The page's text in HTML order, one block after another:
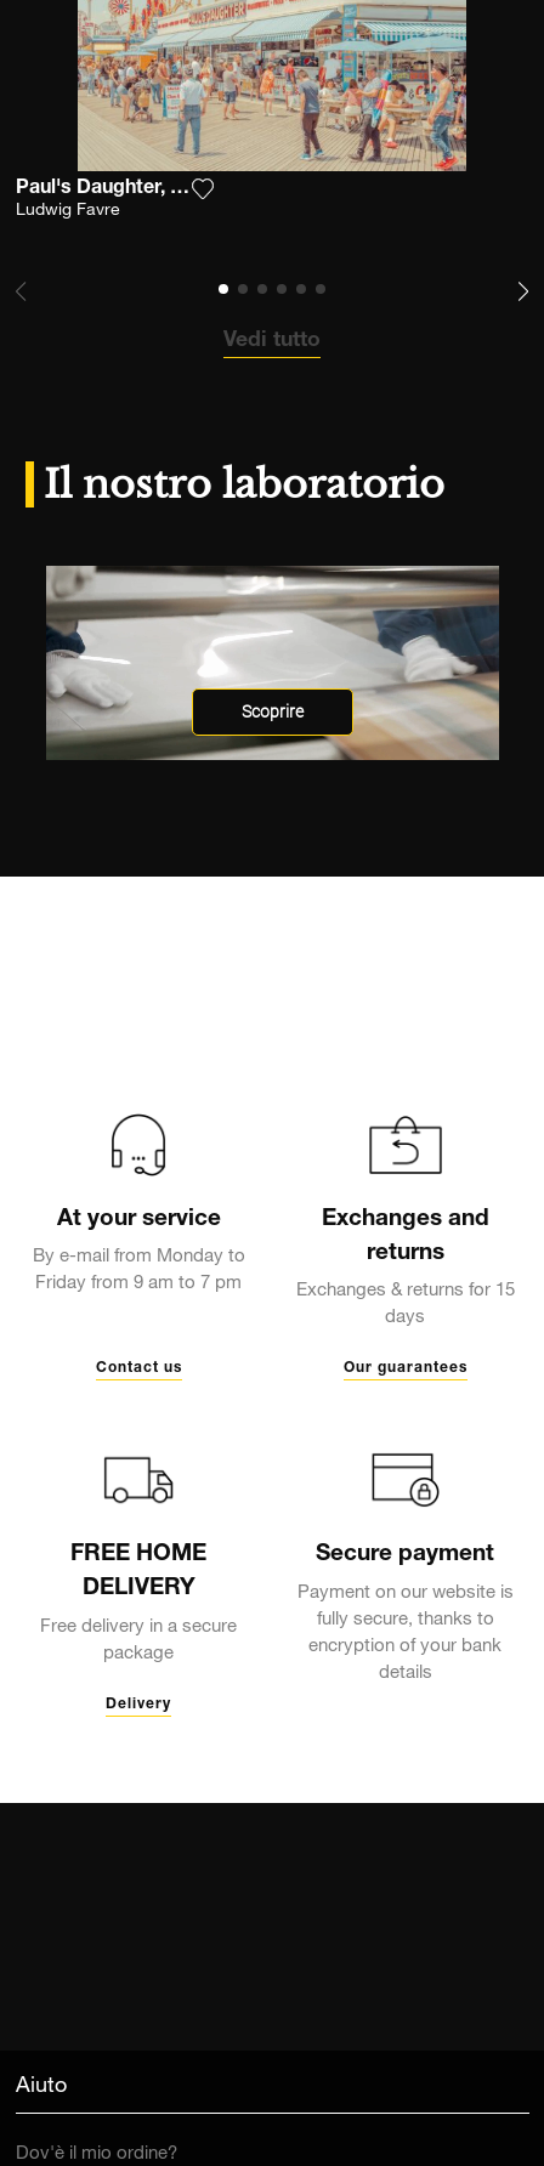
Paul's Daughter, Coney Island
Ludwig Favre
Vedi tutto
Il nostro laboratorio
Scoprire
At your service
By e-mail from Monday to
Friday from 9 am to 7 pm
Contact us
Exchanges and
returns
Exchanges & returns for 15
days
Our guarantees
FREE HOME
DELIVERY
Free delivery in a secure
package
Delivery
Secure payment
Payment on our website is
fully secure, thanks to
encryption of your bank
details
Aiuto
Dov'è il mio ordine?